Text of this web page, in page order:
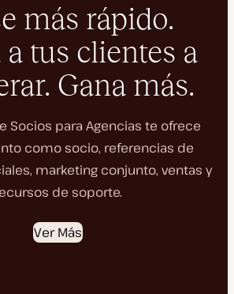
más rápido.
tus clientes a
Gana más.
Socios para Agencias te ofrece
como socio, referencias de
marketing conjunto, ventas y
de soporte.
Ver Más